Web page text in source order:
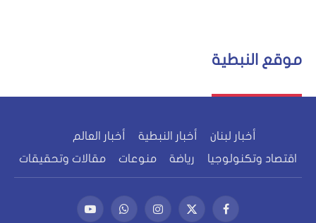
موقع النبطية
أخبار لبنان أخبار النبطية
أخبار العالم
اقتصاد وتكنولوجيا
رياضة منوعات مقالات وتحقيقات
فيسبوكX الانستغرامواتساب يوتيوب